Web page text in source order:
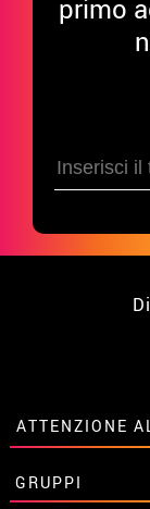
primo
ATTENZIONE
• Su di noi
GRUPPI